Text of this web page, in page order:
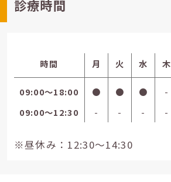
診療時間
時間 月 火 水 木
09:00〜18:00 ● ● ● -
09:00〜12:30
- - - -
※昼休み：12:30～14:30